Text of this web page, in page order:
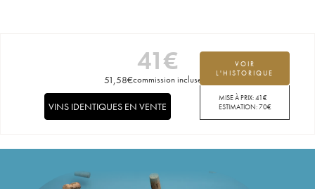
41€
51,58€commission incluse
VOIR
L'HISTORIQUE
MISE À PRIX:41€
ESTIMATION:70€
VINS IDENTIQUES EN VENTE